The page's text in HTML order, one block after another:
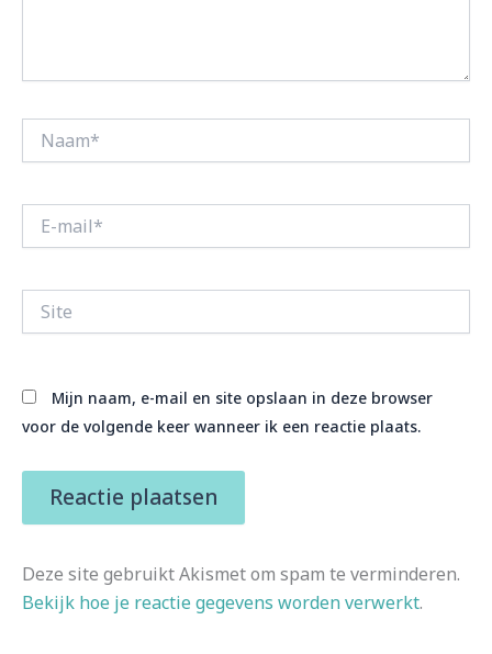
mail*
Mijn naam, e-mail en site opslaan in deze browser
voor de volgende keer wanneer ik een reactie plaats.
Deze site gebruikt Akismet om spam te verminderen.
Bekijk hoe je reactie gegevens worden verwerkt.